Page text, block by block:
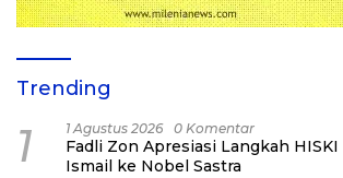
Trending
1 1 Agustus 2026 0 Komentar
Fadli Zon Apresiasi Langkah
Ismail ke Nobel Sastra